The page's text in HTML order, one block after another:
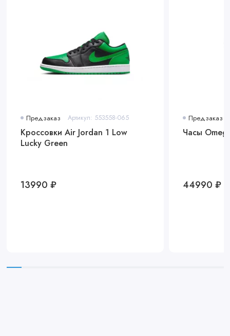
Предзаказ Артикул: 553558-065
Кроссовки Air Jordan 1 Low
Lucky Green
13990 ₽
Предзаказ
Часы
44990 ₽